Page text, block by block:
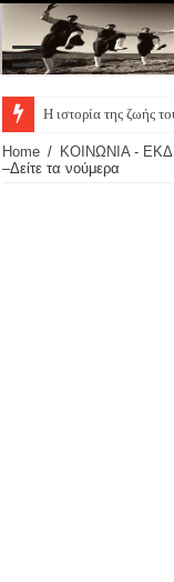
Η ιστορία της ζωής
Home / ΚΟΙΝΩΝΙΑ -
–Δείτε τα νούμερα